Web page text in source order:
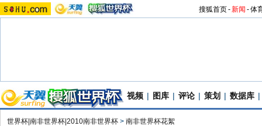
搜狐首页-新闻 -体
视频 | 图库 | 评论 | 策划 | 数据库 |
世界杯|南非世界杯|2010南非世界杯 > 南非世界杯花絮